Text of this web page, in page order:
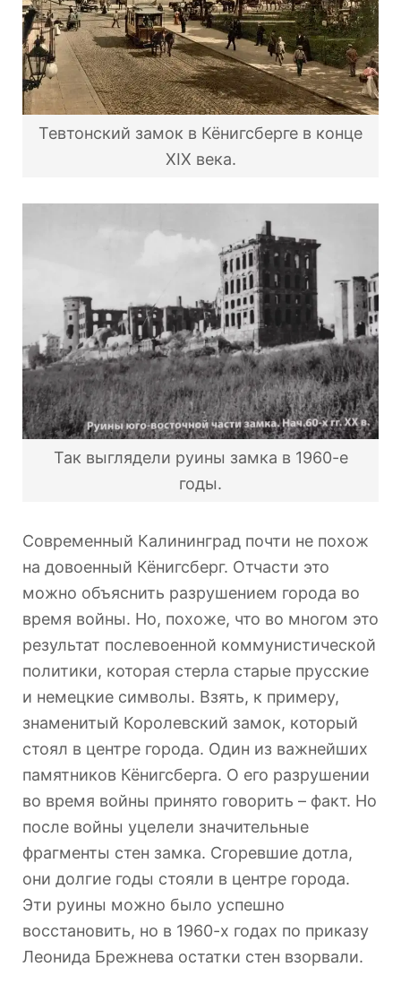
Тевтонский замок в Кёнигсберге в конце
XIX века.
Так выглядели руины замка в 1960-е
годы.
Современный Калининград почти не похож
на довоенный Кёнигсберг. Отчасти это
можно объяснить разрушением города во
время войны. Но, похоже, что во многом это
результат послевоенной коммунистической
политики, которая стерла старые прусские
и немецкие символы. Взять, к примеру,
знаменитый Королевский замок, который
стоял в центре города. Один из важнейших
памятников Кёнигсберга. О его разрушении
во время войны принято говорить – факт. Но
после войны уцелели значительные
фрагменты стен замка. Сгоревшие дотла,
они долгие годы стояли в центре города.
Эти руины можно было успешно
восстановить, но в 1960-х годах по приказу
Леонида Брежнева остатки стен взорвали.